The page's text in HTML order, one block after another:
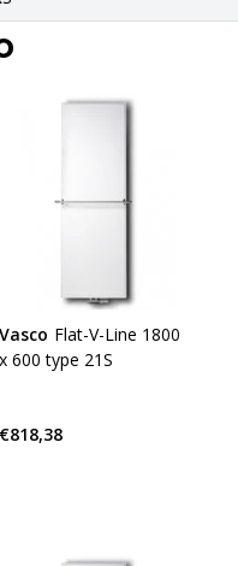
Vasco Flat-V-Line 1800
x 600 type 21S
€818,38